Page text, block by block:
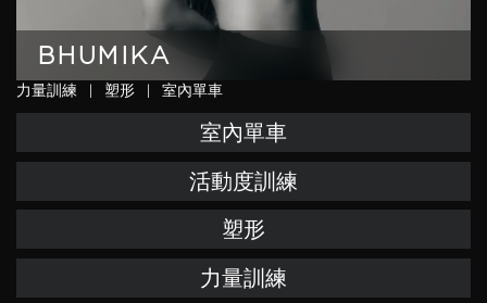
室內單車
活動度訓練
塑形
力量訓練
BHUMIKA
力量訓練 塑形 室內單車